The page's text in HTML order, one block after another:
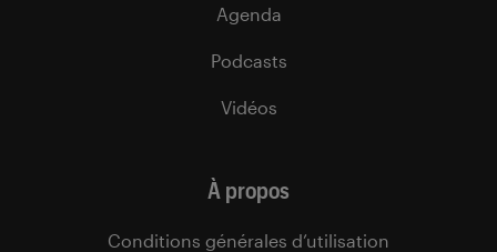
Agenda
Podcasts
Vidéos
À propos
Conditions générales d’utilisation